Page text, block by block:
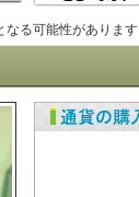
なる可能性があります